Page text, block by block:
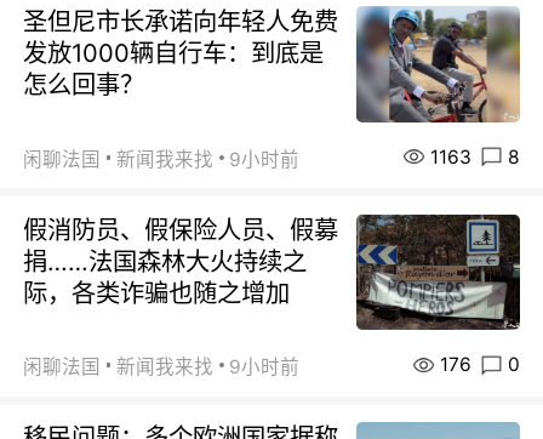
圣但尼市长承诺向年轻人免费
发放1000辆自行车：到底是
怎么回事？
闲聊法国 新闻我来找 9小时前 1163 8
假消防员、假保险人员、假募
捐……法国森林大火持续之
际，各类诈骗也随之增加
闲聊法国 新闻我来找 9小时前 176 0